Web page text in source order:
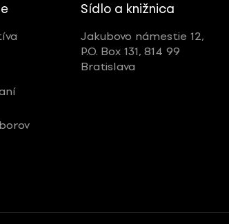
Sídlo a knižnica
Jakubovo námestie 12,
P.O. Box 131, 814 99
Bratislava